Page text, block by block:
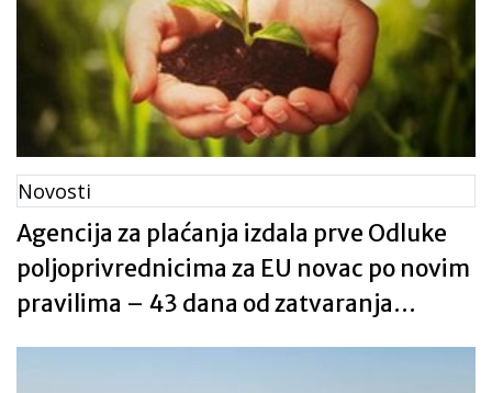
Novosti
Agencija za plaćanja izdala prve Odluke
poljoprivrednicima za EU novac po novim
pravilima – 43 dana od zatvaranja